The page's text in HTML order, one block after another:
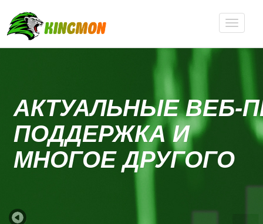
АКТУАЛЬНЫЕ ВЕБ-
ПОДДЕРЖКА И
MНОГОЕ ДРУГОГО